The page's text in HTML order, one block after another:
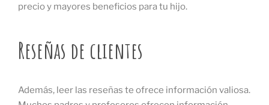
precio y mayores beneficios para tu hijo.
Reseñas de clientes
Además, leer las reseñas te ofrece información valiosa.